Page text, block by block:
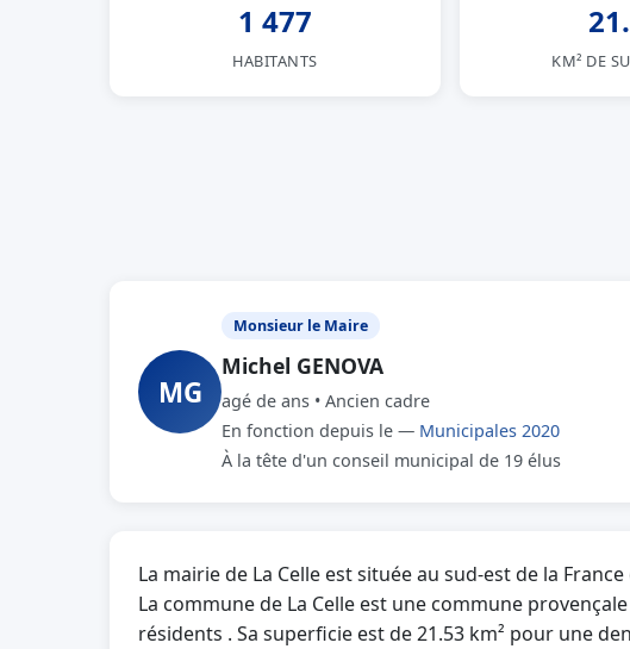
1 477
HABITANTS KM² DE
MG
Monsieur le Maire
Michel GENOVA
agé de ans • Ancien cadre
En fonction depuis le — Municipales 2020
À la tête d'un conseil municipal de 19 élus
La mairie de La Celle est située au sud-est de la
La commune de La Celle est une commune
résidents . Sa superficie est de 21.53 km² pour une